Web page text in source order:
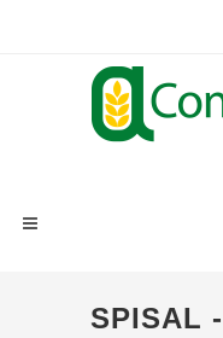
SPISAL